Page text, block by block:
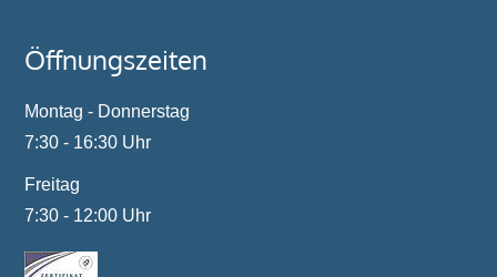
Öffnungszeiten
Montag - Donnerstag
7:30 - 16:30 Uhr
Freitag
7:30 - 12:00 Uhr